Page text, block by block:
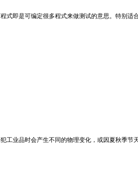
即是可编定很多程式来做测试的意思。特别
业品时会产生不同的物理变化，或因夏秋季